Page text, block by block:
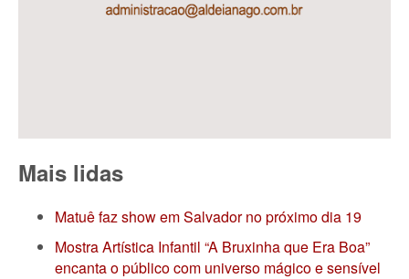
Mais lidas
Matuê faz show em Salvador no próximo dia 19
Mostra Artística Infantil “A Bruxinha que Era Boa”
encanta o público com universo mágico e sensível